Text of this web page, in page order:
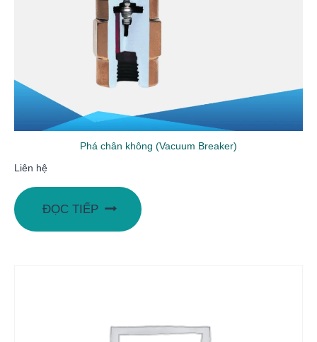
Phá chân không (Vacuum Breaker)
Liên hệ
ĐỌC TIẾP